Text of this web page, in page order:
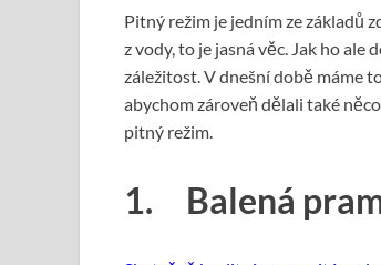
Pitný režim je jedním ze základů
z vody, to je jasná věc. Jak ho
záležitost. V dnešní době máme
abychom zároveň dělali také
pitný režim.
1. Balená